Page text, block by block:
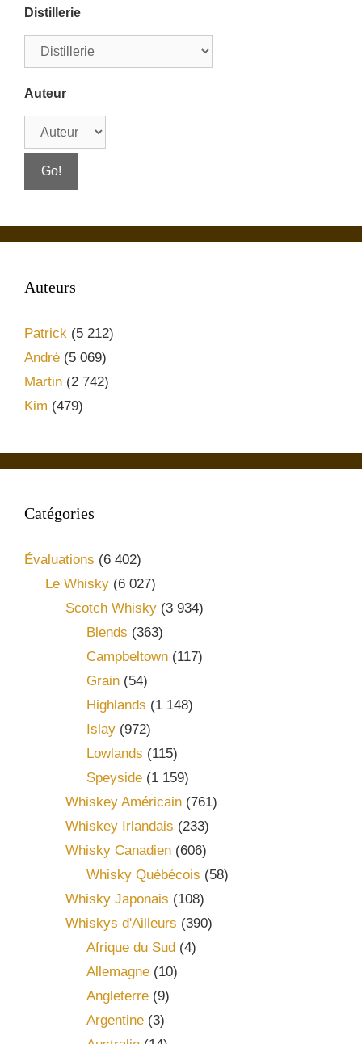
Distillerie
Auteur
Auteurs
Patrick (5 212)
André (5 069)
Martin (2 742)
Kim (479)
Catégories
Évaluations (6 402)
Le Whisky(6 027)
Scotch Whisky (3 934)
Blends (363)
Campbeltown(117)
Grain(54)
Highlands (1 148)
Islay(972)
Lowlands (115)
Speyside(1 159)
Whiskey Américain (761)
Whiskey Irlandais (233)
Whisky Canadien (606)
Whisky Québécois (58)
Whisky Japonais (108)
Whiskys d'Ailleurs (390)
Afrique du Sud (4)
Allemagne(10)
Angleterre(9)
Argentine(3)